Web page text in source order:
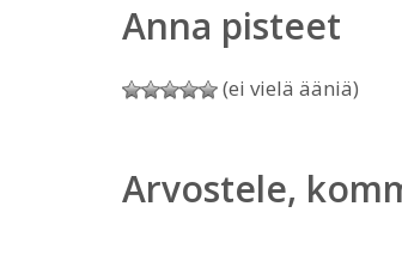
Anna pisteet
(ei vielä ääniä)
Arvostele,